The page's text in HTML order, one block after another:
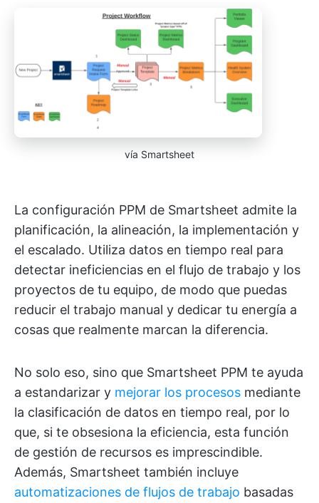
vía Smartsheet
La configuración PPM de Smartsheet admite la
planificación, la alineación, la implementación y
el escalado. Utiliza datos en tiempo real para
detectar ineficiencias en el flujo de trabajo y los
proyectos de tu equipo, de modo que puedas
reducir el trabajo manual y dedicar tu energía a
cosas que realmente marcan la diferencia.
No solo eso, sino que Smartsheet PPM te ayuda
a estandarizar y mejorar los procesos mediante
la clasificación de datos en tiempo real, por lo
que, si te obsesiona la eficiencia, esta función
de gestión de recursos es imprescindible.
Además, Smartsheet también incluye
automatizaciones de flujos de trabajo basadas